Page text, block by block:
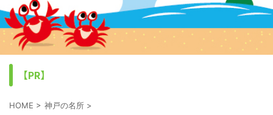
【PR】
HOME > 神戸の名所 >